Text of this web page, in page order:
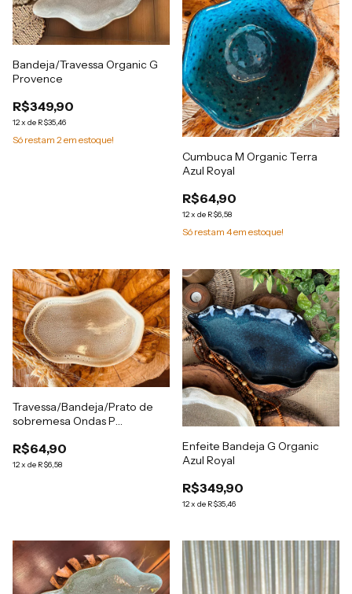
Bandeja/Travessa Organic G
Provence
R$349,90
12x de R$35,46
Só restam 2em estoque!
Cumbuca M Organic Terra
Azul Royal
R$64,90
12x de R$6,58
Só restam 4em estoque!
Travessa/Bandeja/Prato de
sobremesa Ondas P
R$64,90
12x de R$6,58
Enfeite Bandeja G Organic
Azul Royal
R$349,90
12x de R$35,46